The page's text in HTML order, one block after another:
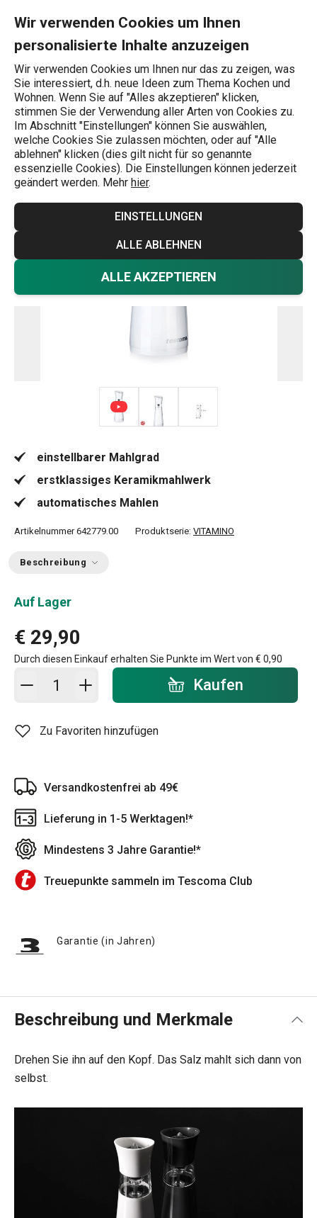
Wir verwenden Cookies um Ihnen
personalisierte Inhalte anzuzeigen
Wir verwenden Cookies um Ihnen nur das zu zeigen, was
Sie interessiert, d.h. neue Ideen zum Thema Kochen und
Wohnen. Wenn Sie auf "Alles akzeptieren" klicken,
stimmen Sie der Verwendung aller Arten von Cookies zu.
Im Abschnitt "Einstellungen" können Sie auswählen,
welche Cookies Sie zulassen möchten, oder auf "Alle
ablehnen" klicken (dies gilt nicht für so genannte
essenzielle Cookies). Die Einstellungen können jederzeit
geändert werden. Mehr hier.
EINSTELLUNGEN
ALLE ABLEHNEN
ALLE AKZEPTIEREN
Wonach suchen Sie?
Gewürzmühlen
Elektrische Salzmühle VITAMINO
einstellbarer Mahlgrad
erstklassiges Keramikmahlwerk
automatisches Mahlen
Artikelnummer 642779.00 Produktserie: VITAMINO
Beschreibung
Auf Lager
€ 29,90
Durch diesen Einkauf erhalten Sie Punkte im Wert von € 0,90
In den Warenkorb - Menge Kaufen
Zu Favoriten hinzufügen
Versandkostenfrei ab 49€
Lieferung in 1-5 Werktagen!*
Mindestens 3 Jahre Garantie!*
Treuepunkte sammeln im Tescoma Club
Garantie (in Jahren)
Beschreibung und Merkmale
Drehen Sie ihn auf den Kopf. Das Salz mahlt sich dann von
selbst.